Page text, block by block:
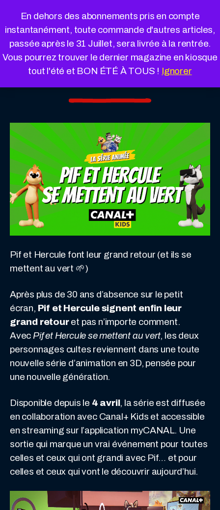
En dehors des abonnements pris en compte
instantanément, toute commande d'autres articles,
passée après le 31 Juillet, sera livrée à la rentrée.
Vous pourrez trouver le dernier magazine en kiosque
tout l'été et BON ÉTÉ À TOUS ! Ignorer
Pif et Hercule font leur grand retour (et ils se
mettent au vert 🌱)
Après plus de 30 ans d’absence sur le petit
écran, Pif et Hercule signent enfin leur
grand retouret pas n’importe comment.
Avec Pif et Hercule se mettent au vert, les deux
personnages cultes reviennent dans une toute
nouvelle série d’animation en 3D, pensée pour
une nouvelle génération.
Disponible depuis le 4 avril, la série est diffusée
en collaboration avec Canal+ Kids et accessible
en streaming sur l’application myCANAL. Une
sortie qui marque un vrai événement pour toutes
celles et ceux qui ont grandi avec Pif… et pour
celles et ceux qui vont le découvrir aujourd’hui.